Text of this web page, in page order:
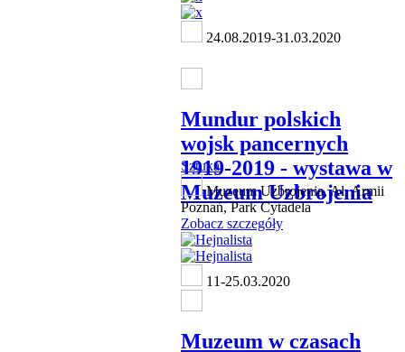
24.08.2019-31.03.2020
Mundur polskich
wojsk pancernych
1919-2019 - wystawa w
Muzeum Uzbrojenia
Sztuka
Muzeum Uzbrojenia, Al. Armii
Poznań, Park Cytadela
Zobacz szczegóły
11-25.03.2020
Muzeum w czasach